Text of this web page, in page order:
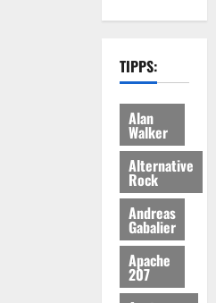
TIPPS:
Alan
Walker
Alternative
Rock
Andreas
Gabalier
Apache
207